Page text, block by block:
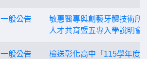
一般公告
敏惠醫專與創藝牙體技術所
人才共育暨五專入學說明會
一般公告
檢送彰化高中「115學年度